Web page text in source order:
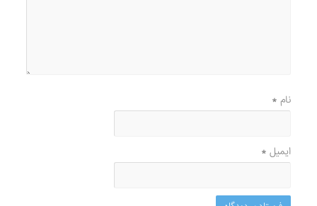
نام*
ایمیل*